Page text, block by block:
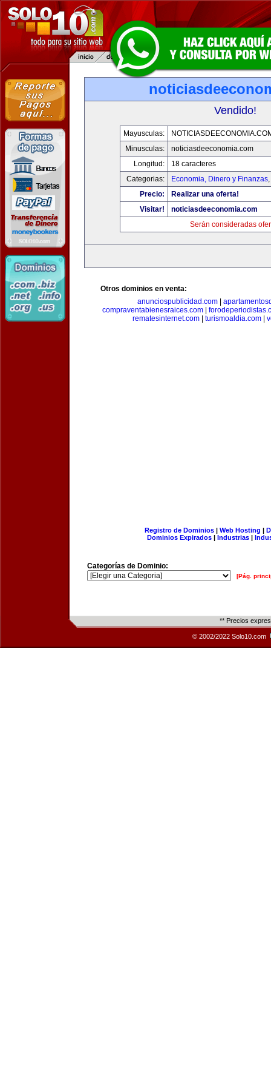
Vendido!
Mayusculas:
Minusculas:
noticiasdeeconomia.com
Longitud:
18 caracteres
Categorias:
Economia, Dinero y Finanzas,
Precio:
Realizar una oferta!
Visitar!
noticiasdeeconomia.com
Serán consideradas
Otros dominios en venta:
anunciospublicidad.com|
compraventabienesraices.com
rematesinternet.com| turismoaldia.com|
Registro de Dominios| Web Hosting |
Dominios Expirados | Industrias |
Categorías de Dominio:
[Pág.
** Precios
© 2002/2022 Solo10.com